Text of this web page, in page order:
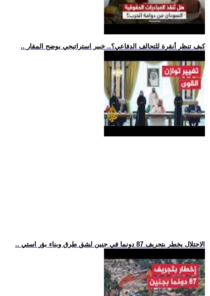
.. كيف تنظر أنقرة للتحالف الدفاعي؟.. خبير استراتيجي يوضح المقار
.. الاحتلال يخطر بتجريف 87 دونما في جنين لشق طرق وبناء بؤر استي